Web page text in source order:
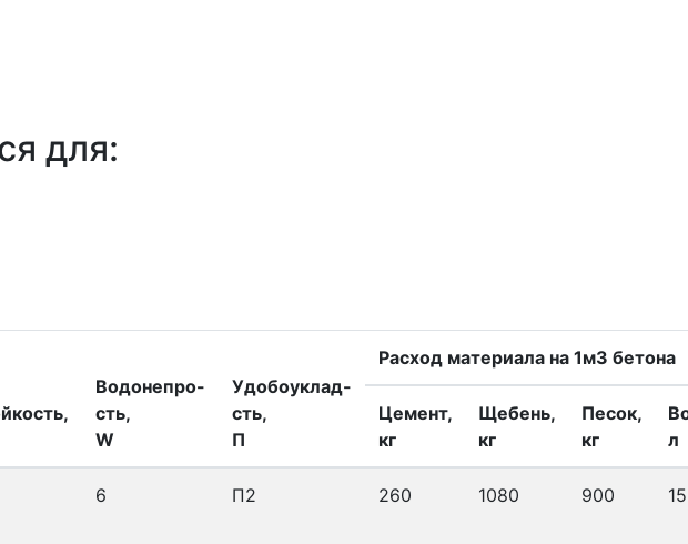
для:
Водонепро-
сть,
W
Удобоуклад-
сть,
П
Расход материала на 1м3 бетона
Цемент,
кг
Щебень,
кг
Песок,
кг
л
6 П2 260 1080 900